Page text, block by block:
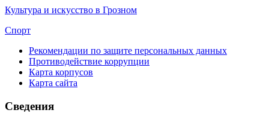
Культура и искусство в Грозном
Спорт
Рекомендации по защите персональных данных
Противодействие коррупции
Карта корпусов
Карта сайта
Сведения